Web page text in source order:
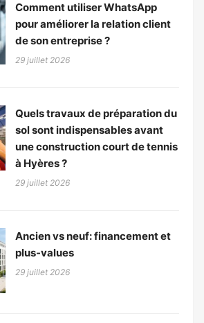
Comment utiliser WhatsApp
pour améliorer la relation client
de son entreprise ?
29 juillet 2026
Quels travaux de préparation du
sol sont indispensables avant
une construction court de tennis
à Hyères ?
29 juillet 2026
Ancien vs neuf: financement et
plus-values
29 juillet 2026